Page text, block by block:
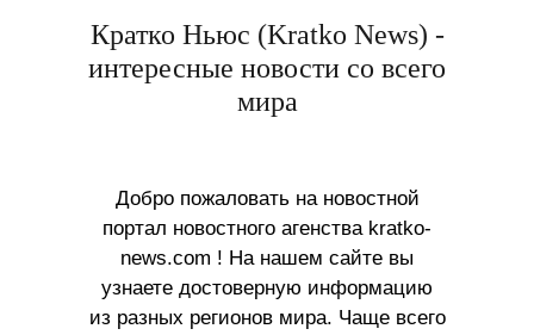
Кратко Ньюс (Kratko News) -
интересные новости со всего
мира
Добро пожаловать на новостной
портал новостного агенства kratko-
news.com ! На нашем сайте вы
узнаете достоверную информацию
из разных регионов мира. Чаще всего